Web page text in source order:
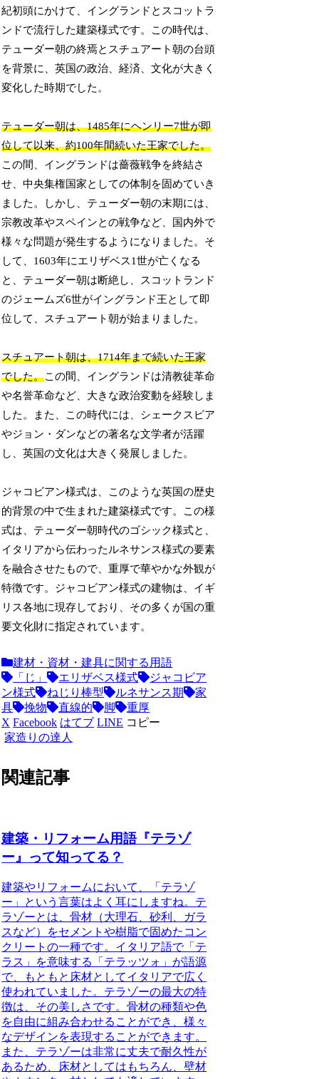
紀初頭にかけて、イングランドとスコットラ
ンドで流行した建築様式です。この時代は、
テューダー朝の終焉とスチュアート朝の台頭
を背景に、英国の政治、経済、文化が大きく
変化した時期でした。
テューダー朝は、1485年にヘンリー7世が即
位して以来、約100年間続いた王家でした。
この間、イングランドは薔薇戦争を終結さ
せ、中央集権国家としての体制を固めていき
ました。しかし、テューダー朝の末期には、
宗教改革やスペインとの戦争など、国内外で
様々な問題が発生するようになりました。そ
して、1603年にエリザベス1世が亡くなる
と、テューダー朝は断絶し、スコットランド
のジェームズ6世がイングランド王として即
位して、スチュアート朝が始まりました。
スチュアート朝は、1714年まで続いた王家
でした。この間、イングランドは清教徒革命
や名誉革命など、大きな政治変動を経験しま
した。また、この時代には、シェークスピア
やジョン・ダンなどの著名な文学者が活躍
し、英国の文化は大きく発展しました。
ジャコビアン様式は、このような英国の歴史
的背景の中で生まれた建築様式です。この様
式は、テューダー朝時代のゴシック様式と、
イタリアから伝わったルネサンス様式の要素
を融合させたもので、重厚で華やかな外観が
特徴です。ジャコビアン様式の建物は、イギ
リス各地に現存しており、その多くが国の重
要文化財に指定されています。
建材・資材・建具に関する用語
「じ」
エリザベス様式
ジャコビア
ン様式
ねじり棒型 ルネサンス期
家
具
挽物 直線的 脚
重厚
X Facebook はてブ LINE コピー
家造りの達人
関連記事
建築・リフォーム用語『テラゾ
ー』って知ってる？
建築やリフォームにおいて、「テラゾ
ー」という言葉はよく耳にしますね。テ
ラゾーとは、骨材（大理石、砂利、ガラ
スなど）をセメントや樹脂で固めたコン
クリートの一種です。イタリア語で「テ
ラス」を意味する「テラッツォ」が語源
で、もともと床材としてイタリアで広く
使われていました。テラゾーの最大の特
徴は、その美しさです。骨材の種類や色
を自由に組み合わせることができ、様々
なデザインを表現することができます。
また、テラゾーは非常に丈夫で耐久性が
あるため、床材としてはもちろん、壁材